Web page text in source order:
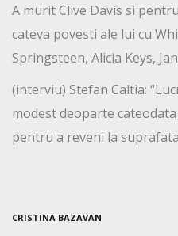
A murit Clive Davis si
cateva povesti ale lui cu
Springsteen, Alicia Keys,
(interviu) Stefan Caltia:
modest deoparte
pentru a reveni la
CRISTINA BAZAVAN